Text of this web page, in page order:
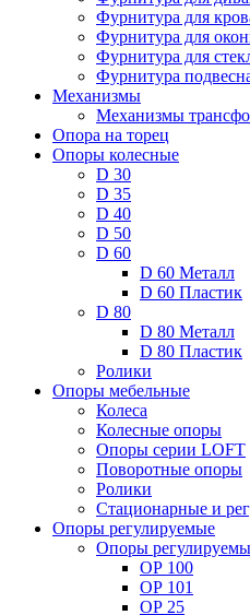
Фурнитура для
Фурнитура для
Фурнитура для
Фурнитура
Механизмы
Механизмы
Опора на торец
Опоры колесные
D 30
D 35
D 40
D 50
D 60
D 60 Металл
D 60 Пластик
D 80
D 80 Металл
D 80 Пластик
Ролики
Опоры мебельные
Колеса
Колесные опоры
Опоры серии LOFT
Поворотные опоры
Ролики
Стационарные и
Опоры регулируемые
Опоры
ОР 100
ОР 101
ОР 25